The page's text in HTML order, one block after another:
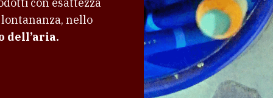
nello
dell’aria.